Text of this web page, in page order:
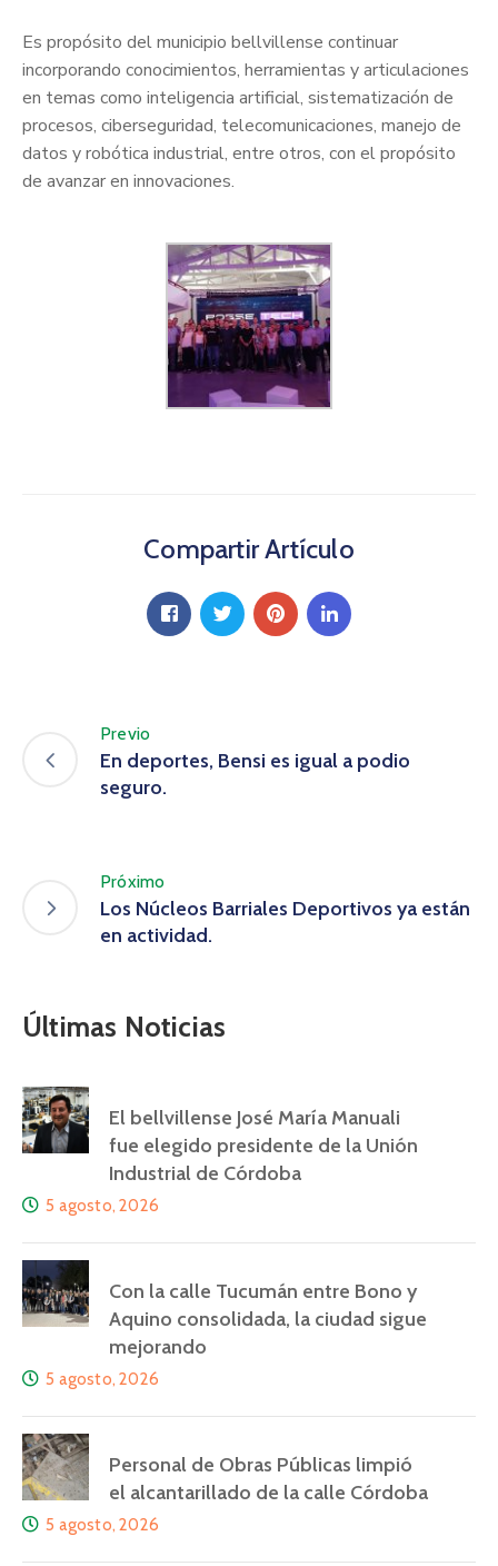
Es propósito del municipio bellvillense continuar
incorporando conocimientos, herramientas y articulaciones
en temas como inteligencia artificial, sistematización de
procesos, ciberseguridad, telecomunicaciones, manejo de
datos y robótica industrial, entre otros, con el propósito
de avanzar en innovaciones.
Compartir Artículo
Previo
En deportes, Bensi es igual a podio
seguro.
Próximo
Los Núcleos Barriales Deportivos ya están
en actividad.
Últimas Noticias
El bellvillense José María Manuali
fue elegido presidente de la Unión
Industrial de Córdoba
5 agosto, 2026
Con la calle Tucumán entre Bono y
Aquino consolidada, la ciudad sigue
mejorando
5 agosto, 2026
Personal de Obras Públicas limpió
el alcantarillado de la calle Córdoba
5 agosto, 2026